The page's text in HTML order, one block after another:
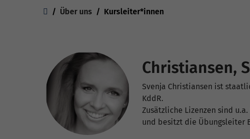
You are here:
Über uns Kursleiter*innen
Christiansen,
Svenja Christiansen ist
KddR.
Zusätzliche Lizenzen sind
und besitzt die Übungsleiter